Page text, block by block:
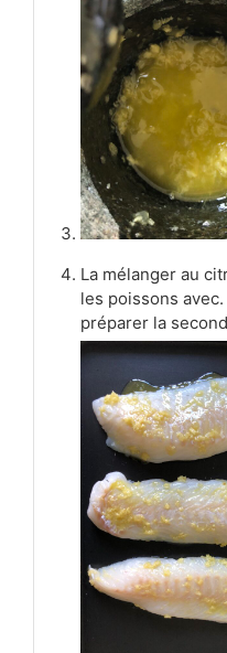
La mélanger au
les poissons
préparer la